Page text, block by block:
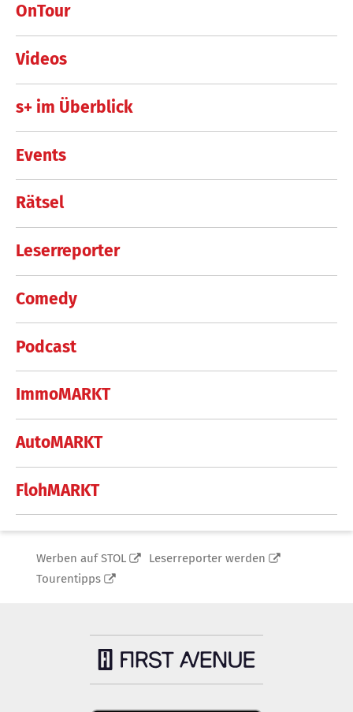
OnTour
Videos
s+ im Überblick
Events
Rätsel
Leserreporter
Comedy
Podcast
ImmoMARKT
AutoMARKT
FlohMARKT
Werben auf STOL
Leserreporter werden
Tourentipps